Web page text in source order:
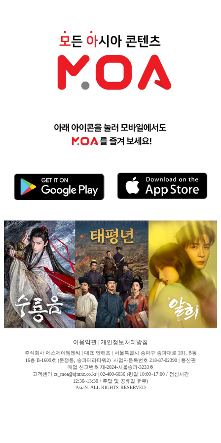
이용약관 개인정보처리방침
주식회사 에스제이엠엔씨 | 대표 안해조 | 서울특별시 송파구 송파대로 201, B동
16층 B-1609호 (문정동, 송파테라타워2) 사업자등록번호 218-87-02390 | 통신판
매업 신고번호 제-2024-서울송파-3233호
고객센터 cs_moa@sjmnc.co.kr | 02-400-6036 (평일 10:00~17:00 / 점심시간
12:30~13:30 / 주말 및 공휴일 휴무)
AsiaN. ALL RIGHTS RESERVED